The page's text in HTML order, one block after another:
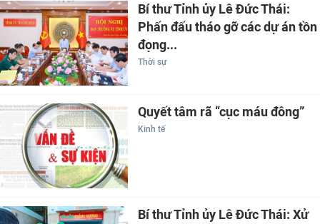
Bí thư Tỉnh ủy Lê Đức Thái:
Phấn đấu tháo gỡ các dự án tồn
đọng...
Thời sự
Quyết tâm rã “cục máu đông”
Kinh tế
Bí thư Tỉnh ủy Lê Đức Thái: Xử